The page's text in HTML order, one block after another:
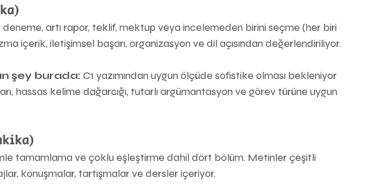
artı rapor, teklif, mektup veya incelemeden birini seçme (her biri
içerik, iletişimsel başarı, organizasyon ve dil açısından değerlendiriliyor.
şey burada: C1 yazımından uygun ölçüde sofistike olması bekleniyor
hassas kelime dağarcığı, tutarlı argümantasyon ve görev türüne uygun
tamamlama ve çoklu eşleştirme dahil dört bölüm. Metinler çeşitli
konuşmalar, tartışmalar ve dersler içeriyor.